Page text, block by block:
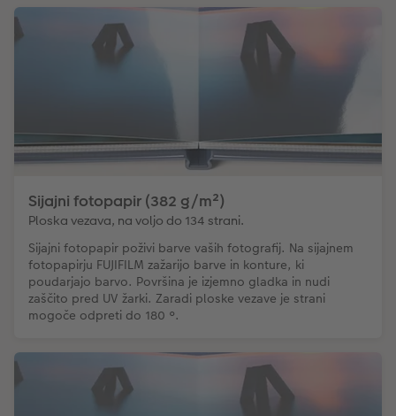
Sijajni fotopapir (382 g/m²)
Ploska vezava, na voljo do 134 strani.
Sijajni fotopapir poživi barve vaših fotografij. Na sijajnem
fotopapirju FUJIFILM zažarijo barve in konture, ki
poudarjajo barvo. Površina je izjemno gladka in nudi
zaščito pred UV žarki. Zaradi ploske vezave je strani
mogoče odpreti do 180 °.